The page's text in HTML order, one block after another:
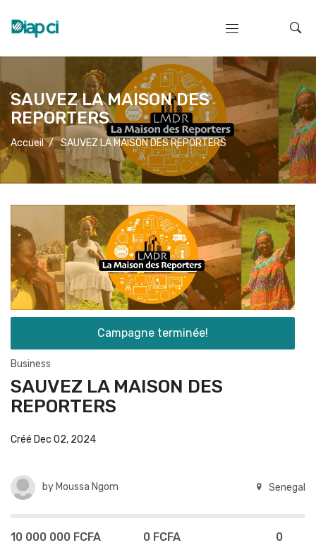
SAUVEZ LA MAISON DES
REPORTERS
Accueil / SAUVEZ LA MAISON DES REPORTERS
Campagne terminée!
Business
SAUVEZ LA MAISON DES
REPORTERS
Créé Dec 02, 2024
by Moussa Ngom Senegal
10 000 000 FCFA 0 FCFA 0